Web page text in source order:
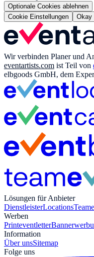
Optionale Cookies ablehnen
Cookie Einstellungen
Okay
Wir verbinden Planer und
eventartists.com ist Teil von
elbgoods GmbH, dem
Lösungen für Anbieter
DienstleisterLocations
Werben
Printeventletter
Information
Über unsSitemap
Folge uns